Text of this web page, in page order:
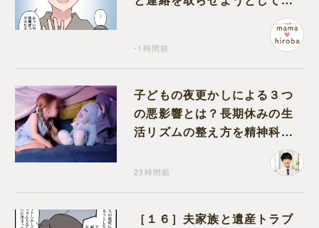
-1時間前
子どもの夜更かしによる３つ
の悪影響とは？長期休みの生
活リズムの整え方を精神科医
23時間前
［１６］夫家族と遺産トラブ